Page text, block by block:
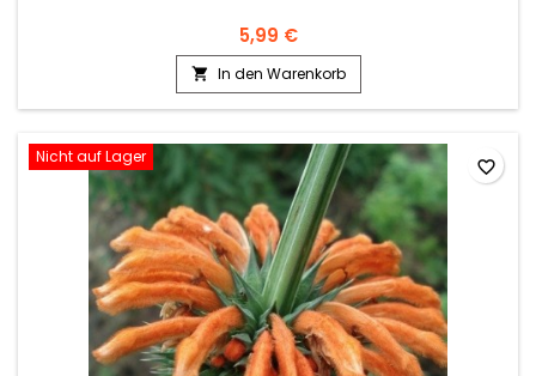
5,99 €
 In den Warenkorb
Nicht auf Lager favorite_border